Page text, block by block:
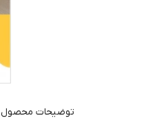
توضیحات محصول